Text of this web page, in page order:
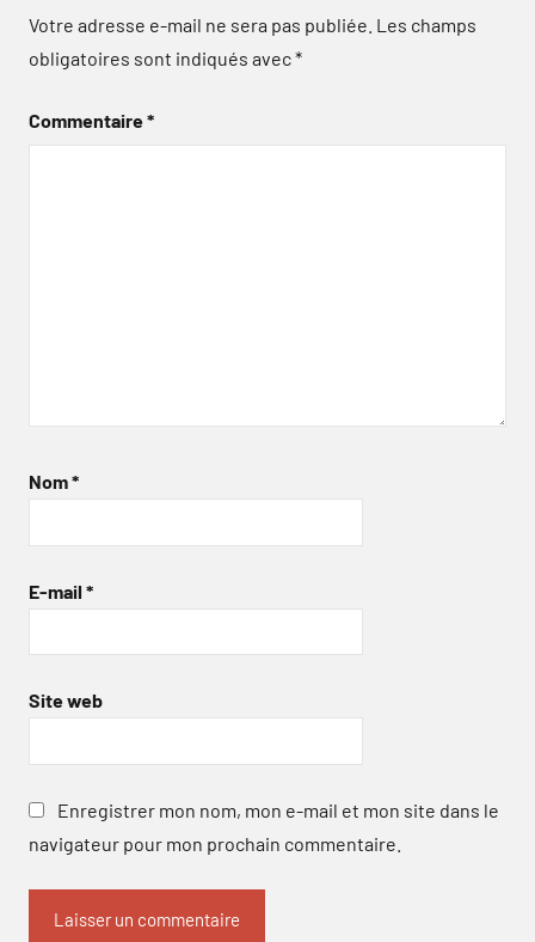
Votre adresse e-mail ne sera pas publiée. Les champs
obligatoires sont indiqués avec*
Commentaire*
Nom*
E-mail *
Site web
Enregistrer mon nom, mon e-mail et mon site dans le
navigateur pour mon prochain commentaire.